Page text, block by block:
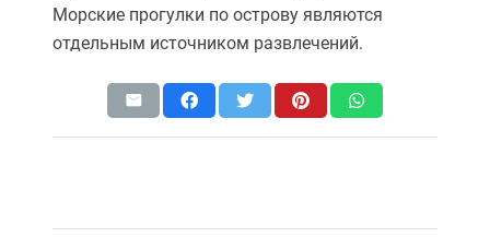
Морские прогулки по острову являются
отдельным источником развлечений.